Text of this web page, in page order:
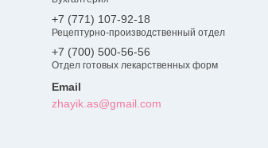
+7 (771) 107-92-18
Рецептурно-производственный отдел
+7 (700) 500-56-56
Отдел готовых лекарственных форм
zhayik.as@gmail.com